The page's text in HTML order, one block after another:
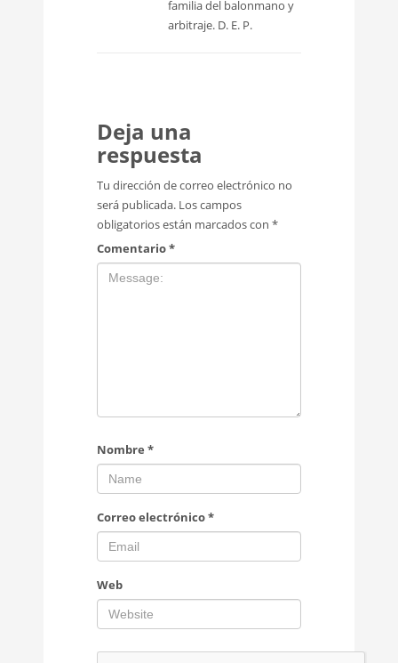
familia del balonmano y
arbitraje. D. E. P.
Deja una
respuesta
Tu dirección de correo electrónico no
será publicada. Los campos
obligatorios están marcados con *
Comentario*
Nombre *
Correo electrónico*
Web